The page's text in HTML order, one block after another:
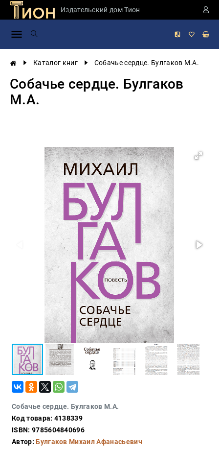
Издательский дом Тион
Каталог книг Собачье сердце. Булгаков М.А.
Собачье сердце. Булгаков
М.А.
Собачье сердце. Булгаков М.А.
Код товара: 4138339
ISBN: 9785604840696
Автор:Булгаков Михаил Афанасьевич
Занимательная
России
Мировая
история
Экономика
Учебная
литература
будущего
Публицистика
непознанное
Философия
Военная
Конспирология
Политика
Религия
Туризм
Разное
Кухня,
гастрономия,
кулинария
Закон